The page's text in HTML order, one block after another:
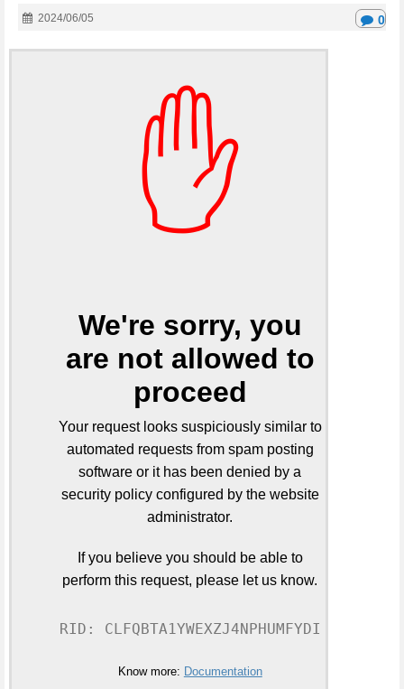
2024/06/05 0
✋
We're sorry, you
are not allowed to
proceed
Your request looks suspiciously similar to
automated requests from spam posting
software or it has been denied by a
security policy configured by the website
administrator.
If you believe you should be able to
perform this request, please let us know.
RID: CLFQBTA1YWEXZJ4NPHUMFYDI
Know more: Documentation